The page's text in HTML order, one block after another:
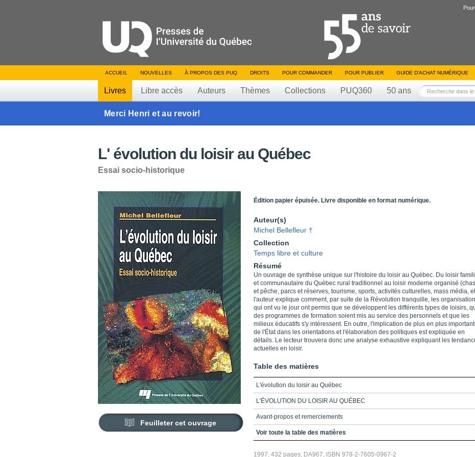
ACCUEIL NOUVELLES À PROPOS DES PUQ DROITS POUR COMMANDER POUR PUBLIER GUIDE D’ACHAT NUMÉRIQUE
Livres Libre accès Auteurs Thèmes Collections PUQ360 50 ans
Merci Henri et au revoir!
L' évolution du loisir au Québec
Essai socio-historique
Feuilleter cet ouvrage
Édition papier épuisée. Livre disponible en format numérique.
Auteur(s)
Michel Bellefleur †
Collection
Temps libre et culture
Résumé
Un ouvrage de synthèse unique sur l'histoire du loisir au Québec. Du loisir
et communautaire du Québec rural traditionnel au loisir moderne organisé
et pêche, parcs et réserves, tourisme, sports, activités culturelles, mass média,
l'auteur explique comment, par suite de la Révolution tranquille, les
qui ont vu le jour ont permis que se développent les différents types de loisirs,
des programmes de formation soient mis au service des personnels et que les
milieux éducatifs s'y intéressent. En outre, l'implication de plus en plus
de l'État dans les orientations et l'élaboration des politiques est expliquée en
détails. Le lecteur trouvera donc une analyse exhaustive expliquant les
actuelles en loisir.
Table des matières
L'évolution du loisir au Québec
L'ÉVOLUTION DU LOISIR AU QUÉBEC
Avant-propos et remerciements
Table des matières
Voir toute la table des matières
1997, 432 pages, DA967, ISBN 978-2-7605-0967-2